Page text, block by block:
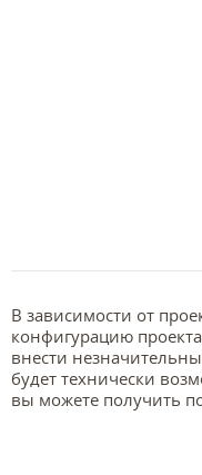
В зависимости от
конфигурацию
внести
будет технически
вы можете получить